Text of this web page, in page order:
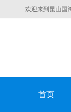
欢迎来到昆山国
昆山
首页